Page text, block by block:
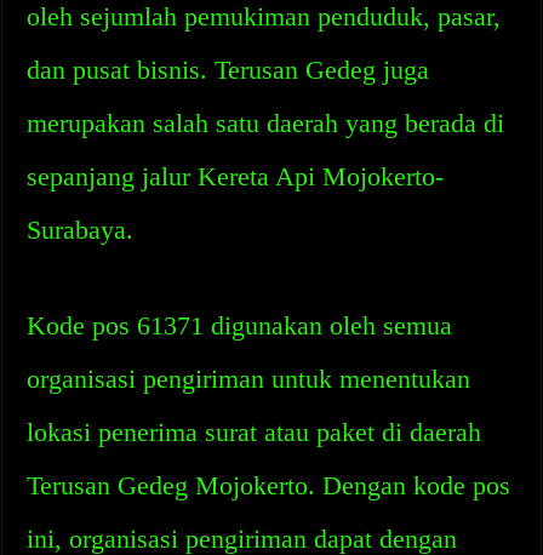
oleh sejumlah pemukiman penduduk, pasar,
dan pusat bisnis. Terusan Gedeg juga
merupakan salah satu daerah yang berada di
sepanjang jalur Kereta Api Mojokerto-
Surabaya.
Kode pos 61371 digunakan oleh semua
organisasi pengiriman untuk menentukan
lokasi penerima surat atau paket di daerah
Terusan Gedeg Mojokerto. Dengan kode pos
ini, organisasi pengiriman dapat dengan